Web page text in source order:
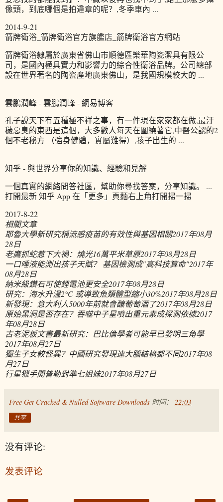
像頭，到底哪個是拍違章的呢？,冬季車內 ...
2014-9-21
箭牌衛浴_箭牌衛浴官方旗艦店_箭牌衛浴官方網站
箭牌衛浴隸屬於廣東省佛山市順德區樂華陶瓷潔具有限公
司，是國內極具實力和影響力的綜合性衛浴品牌。公司總部
設在世界著名的陶瓷產地廣東佛山，是我國規模較大的 ...
雲鵬潤峰 - 雲鵬潤峰 - 網易博客
孔子說天下有五種極不祥之事，有一件現在家家都在做,最汙
穢惡臭的東西是這個，大多數人每天在圍繞著它,中醫公認的2
個不老秘方 （強身健體，實屬難得）,孩子出生的 ...
知乎 - 與世界分享你的知識、經驗和見解
一個真實的網絡問答社區，幫助你尋找答案，分享知識。 ...
打開最新 知乎 App 在「更多」頁麵右上角打開掃一掃
2017-8-22
相關文章
耶魯大學新研究稱流感疫苗的有效性與基因相關2017年08月
28日
老鷹抓蛇惹下大禍：燒光16萬平米草原2017年08月28日
一口唾液能測出孩子天賦？ 基因檢測成"高科技算命"2017年
08月28日
納米級鑽石可使鋰電池更安全2017年08月28日
研究：海水升溫2°C 或導致魚類體型縮小30%2017年08月28日
新發現：意大利人5000年前就會釀葡萄酒了2017年08月28日
原始黑洞是否存在？吞噬中子星噴出重元素成探測依據2017
年08月28日
古老泥板文書最新研究：巴比倫學者可能早已發明三角學
2017年08月27日
獨生子女較怪異？中國研究發現連大腦結構都不同2017年08
月27日
行星獵手開普勒對準七姐妹2017年08月27日
Free Get Cracked & Nulled Software Downloads 时间： 22:03
共享
没有评论:
发表评论